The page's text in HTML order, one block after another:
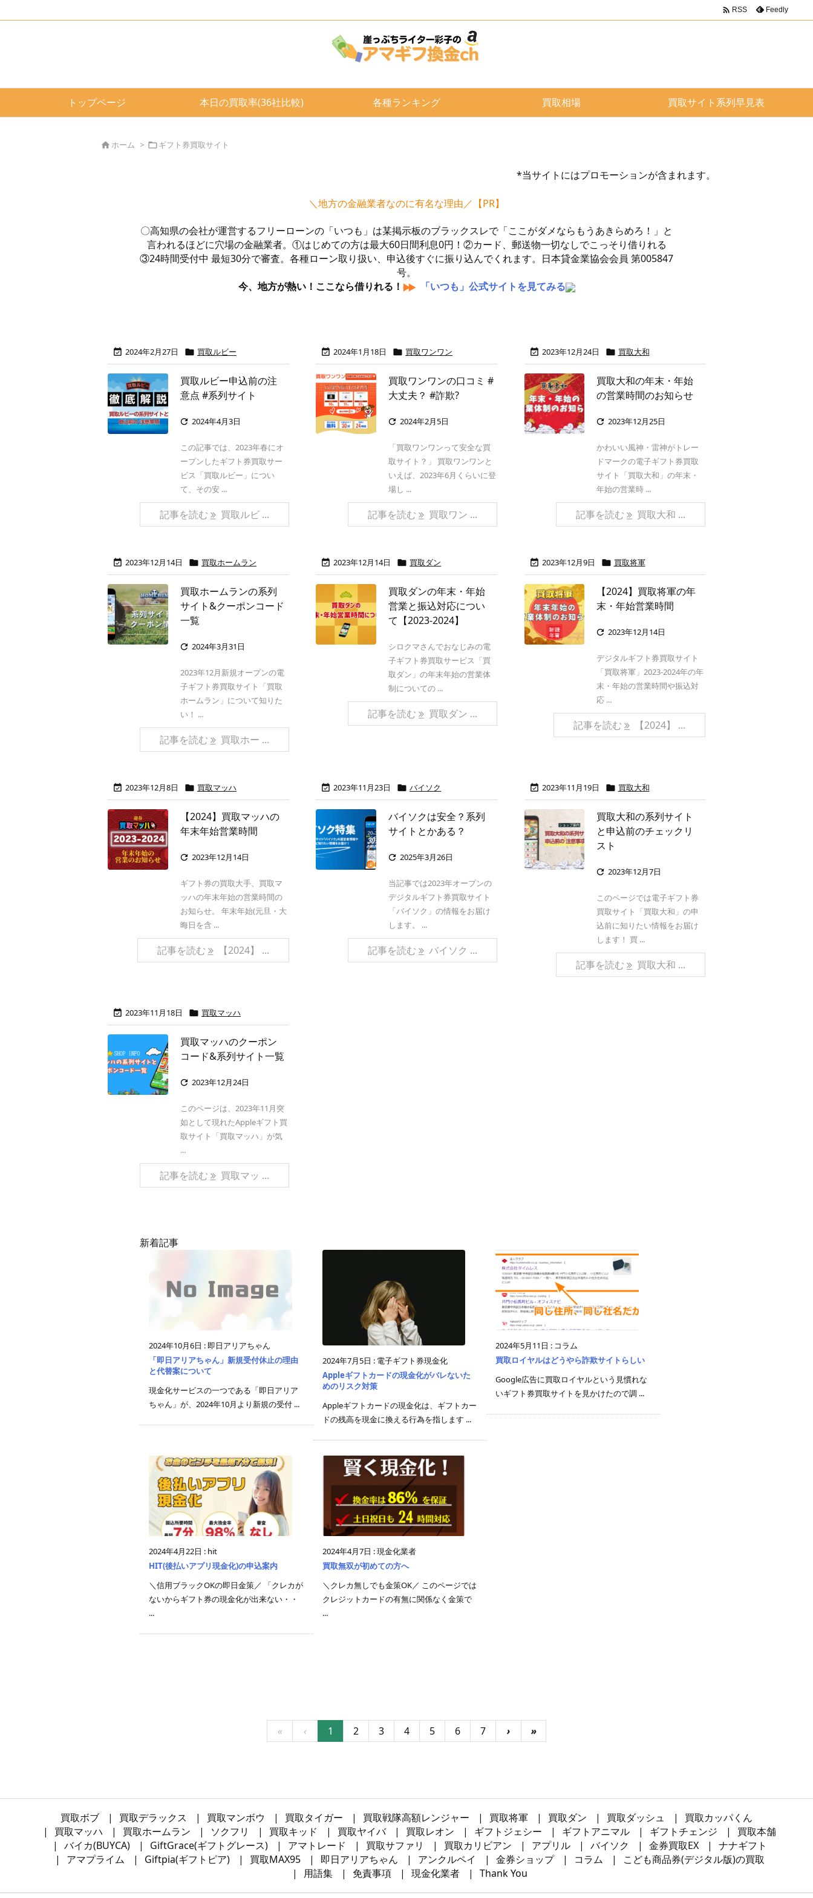
トップページ 本日の買取率(36社比較) 各種ランキング 買取相場 買取サイト系列早見表
 RSS Feedly
ホーム > ギフト券買取サイト
*当サイトにはプロモーションが含まれます。
＼地方の金融業者なのに有名な理由／【PR】
〇高知県の会社が運営するフリーローンの「いつも」は某掲示板のブラックスレで「ここがダメならもうあきらめろ！」と
言われるほどに穴場の金融業者。①はじめての方は最大60日間利息0円！②カード、郵送物一切なしでこっそり借りれる
③24時間受付中 最短30分で審査。各種ローン取り扱い、申込後すぐに振り込んでくれます。日本貸金業協会会員 第005847
号。
今、地方が熱い！ここなら借りれる！
「いつも」公式サイトを見てみる
 2024年2月27日  買取ルビー
買取ルビー申込前の注
意点 #系列サイト
 2024年4月3日
この記事では、2023年春にオ
ープンしたギフト券買取サー
ビス「買取ルビー」につい
て、その安 ...
記事を読む 買取ルビ ...
 2024年1月18日  買取ワンワン
買取ワンワンの口コミ #
大丈夫？ #詐欺?
 2024年2月5日
「買取ワンワンって安全な買
取サイト？」 買取ワンワンと
いえば、2023年6月くらいに登
場し ...
記事を読む 買取ワン ...
 2023年12月24日  買取大和
買取大和の年末・年始
の営業時間のお知らせ
 2023年12月25日
かわいい風神・雷神がトレー
ドマークの電子ギフト券買取
サイト「買取大和」の年末・
年始の営業時 ...
記事を読む 買取大和 ...
 2023年12月14日  買取ホームラン
買取ホームランの系列
サイト&クーポンコード
一覧
 2024年3月31日
2023年12月新規オープンの電
子ギフト券買取サイト「買取
ホームラン」について知りた
い！ ...
記事を読む 買取ホー ...
 2023年12月14日  買取ダン
買取ダンの年末・年始
営業と振込対応につい
て【2023-2024】
シロクマさんでおなじみの電
子ギフト券買取サービス「買
取ダン」の年末年始の営業体
制についての ...
記事を読む 買取ダン ...
 2023年12月9日  買取将軍
【2024】買取将軍の年
末・年始営業時間
 2023年12月14日
デジタルギフト券買取サイト
「買取将軍」2023-2024年の年
末・年始の営業時間や振込対
応 ...
記事を読む 【2024】 ...
 2023年12月8日  買取マッハ
【2024】買取マッハの
年末年始営業時間
 2023年12月14日
ギフト券の買取大手、買取マ
ッハの年末年始の営業時間の
お知らせ。 年末年始(元旦・大
晦日を含 ...
記事を読む 【2024】 ...
 2023年11月23日  バイソク
バイソクは安全？系列
サイトとかある？
 2025年3月26日
当記事では2023年オープンの
デジタルギフト券買取サイト
「バイソク」の情報をお届け
します。 ...
記事を読む バイソク ...
 2023年11月19日  買取大和
買取大和の系列サイト
と申込前のチェックリ
スト
 2023年12月7日
このページでは電子ギフト券
買取サイト「買取大和」の申
込前に知りたい情報をお届け
します！ 買 ...
記事を読む 買取大和 ...
 2023年11月18日  買取マッハ
買取マッハのクーポン
コード&系列サイト一覧
 2023年12月24日
このページは、2023年11月突
如として現れたAppleギフト買
取サイト「買取マッハ」が気
...
記事を読む 買取マッ ...
新着記事
2024年10月6日 :即日アリアちゃん
「即日アリアちゃん」新規受付休止の理由
と代替案について
現金化サービスの一つである「即日アリア
ちゃん」が、2024年10月より新規の受付 ...
2024年7月5日 : 電子ギフト券現金化
Appleギフトカードの現金化がバレないた
めのリスク対策
Appleギフトカードの現金化は、ギフトカー
ドの残高を現金に換える行為を指します ...
2024年5月11日 : コラム
買取ロイヤルはどうやら詐欺サイトらしい
Google広告に買取ロイヤルという見慣れな
いギフト券買取サイトを見かけたので調 ...
2024年4月22日 : hit
HIT(後払いアプリ現金化)の申込案内
＼信用ブラックOKの即日金策／ 「クレカが
ないからギフト券の現金化が出来ない・・
...
2024年4月7日 :現金化業者
買取無双が初めての方へ
＼クレカ無しでも金策OK／ このページでは
クレジットカードの有無に関係なく金策で
...
« ‹ 1 2 3 4 5 6 7 › »
買取ボブ 買取デラックス 買取マンボウ 買取タイガー 買取戦隊高額レンジャー 買取将軍 買取ダン 買取ダッシュ
買取カッパくん
買取マッハ
買取ホームラン ソクフリ 買取キッド 買取ヤイバ 買取レオン ギフトジェシー ギフトアニマル ギフトチェンジ
買取本舗
バイカ(BUYCA)
GiftGrace(ギフトグレース) アマトレード 買取サファリ 買取カリビアン アプリル バイソク 金券買取EX
ナナギフト
アマプライム
Giftpia(ギフトピア) 買取MAX95 即日アリアちゃん アンクルペイ 金券ショップ コラム
こども商品券(デジタル版)の買取
用語集
免責事項 現金化業者 Thank You